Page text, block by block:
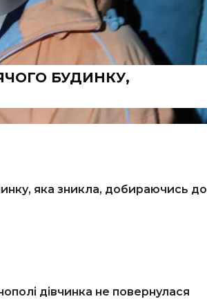
БУДИНКУ,
яка зникла, добираючись до
дівчинка не повернулася